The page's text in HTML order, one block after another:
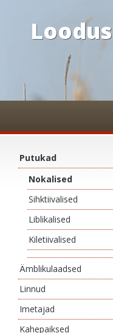
Putukad
Nokalised
Sihktiivalised
Liblikalised
Kiletiivalised
Ämblikulaadsed
Linnud
Imetajad
Kahepaiksed